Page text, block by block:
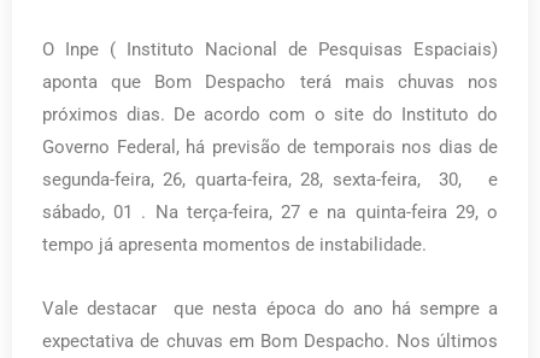
O Inpe ( Instituto Nacional de Pesquisas Espaciais)
aponta que Bom Despacho terá mais chuvas nos
próximos dias. De acordo com o site do Instituto do
Governo Federal, há previsão de temporais nos dias de
segunda-feira, 26, quarta-feira, 28, sexta-feira, 30, e
sábado, 01 . Na terça-feira, 27 e na quinta-feira 29, o
tempo já apresenta momentos de instabilidade.
Vale destacar que nesta época do ano há sempre a
expectativa de chuvas em Bom Despacho. Nos últimos